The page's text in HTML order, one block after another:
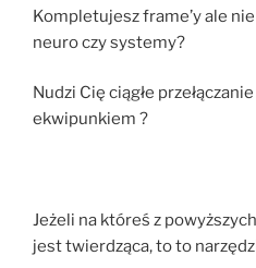
Kompletujesz frame’y ale
neuro czy systemy?
Nudzi Cię ciągłe
ekwipunkiem ?
Jeżeli na któreś z
jest twierdząca, to to